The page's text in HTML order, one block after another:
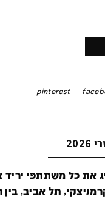
pinterest
תל אביב, בין התאריכים